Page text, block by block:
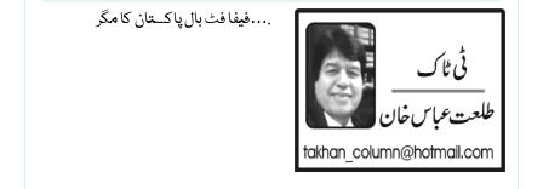
فیفا فٹ بال پاکستان کا مگر….